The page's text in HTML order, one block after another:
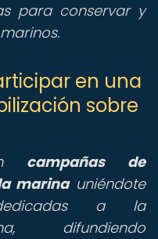
para conservar y
en una
sobre
campañas de
marinauniéndote
a la
difundiendo